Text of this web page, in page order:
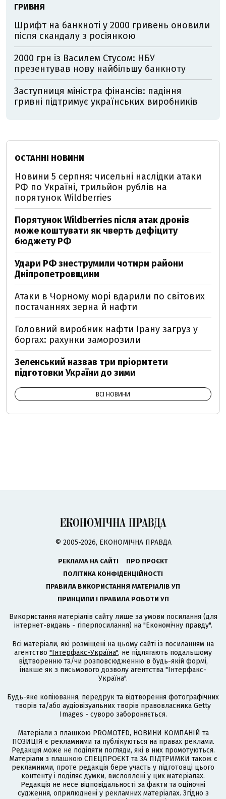
ГРИВНЯ
Шрифт на банкноті у 2000 гривень оновили
після скандалу з росіянкою
2000 грн із Василем Стусом: НБУ
презентував нову найбільшу банкноту
Заступниця міністра фінансів: падіння
гривні підтримує українських виробників
ОСТАННІ НОВИНИ
Новини 5 серпня: чисельні наслідки атаки
РФ по Україні, трильйон рублів на
порятунок Wildberries
Порятунок Wildberries після атак дронів
може коштувати як чверть дефіциту
бюджету РФ
Удари РФ знеструмили чотири райони
Дніпропетровщини
Атаки в Чорному морі вдарили по світових
постачаннях зерна й нафти
Головний виробник нафти Ірану загруз у
боргах: рахунки заморозили
Зеленський назвав три пріоритети
підготовки України до зими
ВСІ НОВИНИ
© 2005-2026, ЕКОНОМІЧНА ПРАВДА
РЕКЛАМА НА САЙТІ
ПРО ПРОЄКТ
ПОЛІТИКА КОНФІДЕНЦІЙНОСТІ
ПРАВИЛА ВИКОРИСТАННЯ МАТЕРІАЛІВ УП
ПРИНЦИПИ І ПРАВИЛА РОБОТИ УП
Використання матеріалів сайту лише за умови посилання (для
інтернет-видань - гіперпосилання) на "Економічну правду".
Всі матеріали, які розміщені на цьому сайті із посиланням на
агентство "Інтерфакс-Україна", не підлягають подальшому
відтворенню та/чи розповсюдженню в будь-якій формі,
інакше як з письмового дозволу агентства "Інтерфакс-
Україна".
Будь-яке копіювання, передрук та відтворення фотографічних
творів та/або аудіовізуальних творів правовласника Getty
Images - суворо забороняється.
Матеріали з плашкою PROMOTED, НОВИНИ КОМПАНІЙ та
ПОЗИЦІЯ є рекламними та публікуються на правах реклами.
Редакція може не поділяти погляди, які в них промотуються.
Матеріали з плашкою СПЕЦПРОЄКТ та ЗА ПІДТРИМКИ також є
рекламними, проте редакція бере участь у підготовці цього
контенту і поділяє думки, висловлені у цих матеріалах.
Редакція не несе відповідальності за факти та оціночні
судження, оприлюднені у рекламних матеріалах. Згідно з